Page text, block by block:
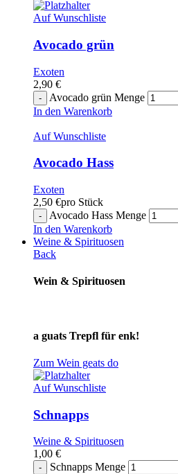
Auf Wunschliste
Avocado grün
Exoten
2,90 €
Avocado grün Menge
In den Warenkorb
Auf Wunschliste
Avocado Hass
Exoten
2,50 €pro Stück
Avocado Hass Menge
In den Warenkorb
Weine & Spirituosen
Back
Wein & Spirituosen
a guats Trepfl für enk!
Zum Wein geats do
Auf Wunschliste
Schnapps
Weine & Spirituosen
1,00 €
Schnapps Menge